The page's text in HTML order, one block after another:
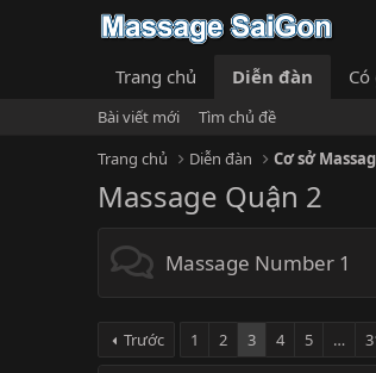
Trang chủ Diễn đàn
Bài viết mới
Tìm chủ đề
Trang chủ
Diễn đàn Cơ sở
Massage Quận 2
Massage Number 1
Trước 1 2 3 4 5 …